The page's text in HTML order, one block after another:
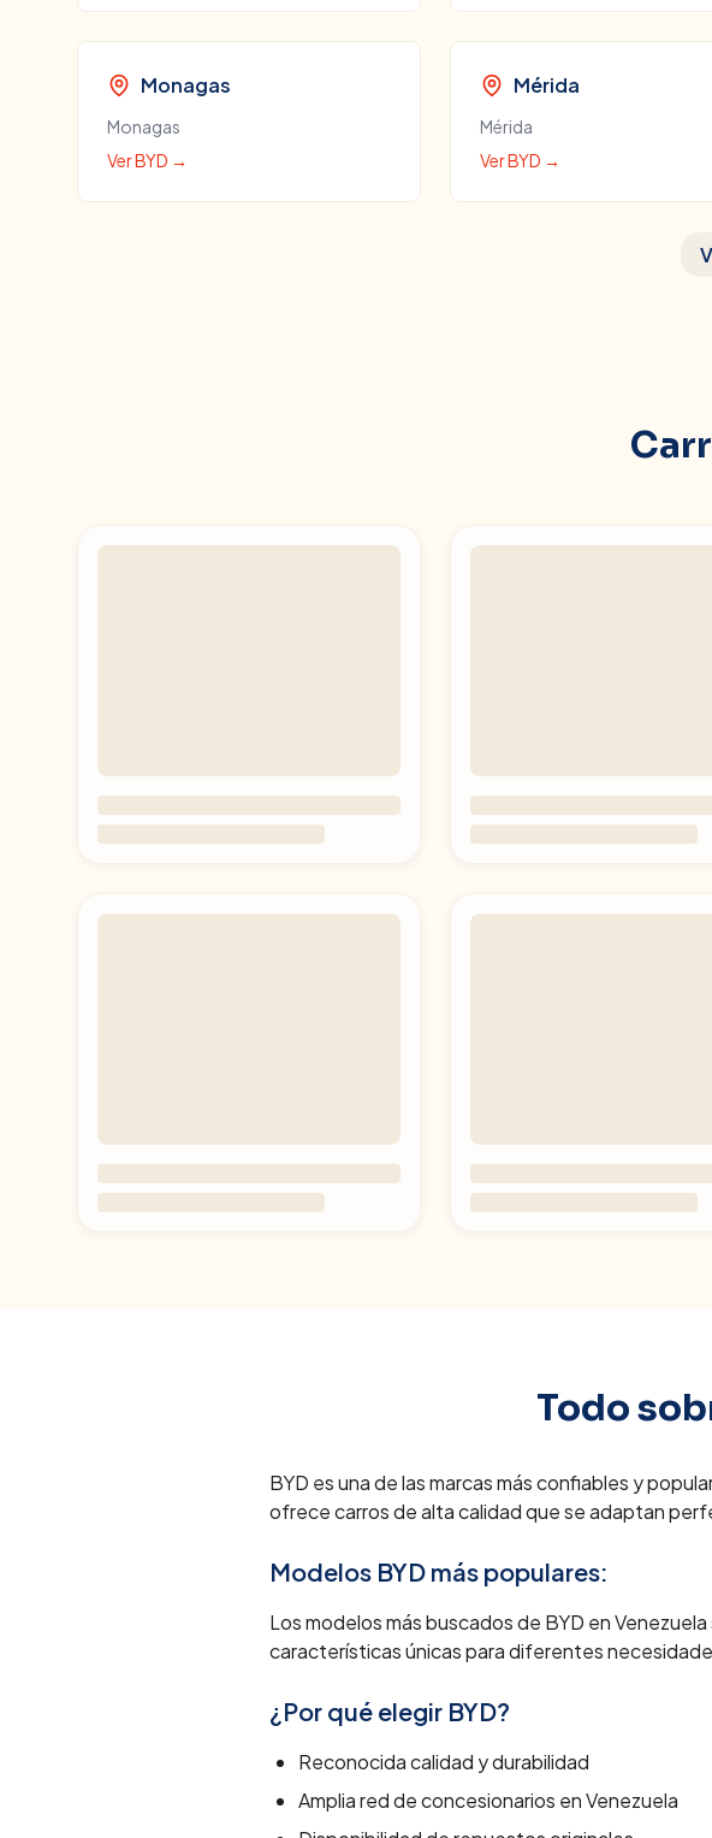
Monagas
Monagas
VerBYD →
Mérida
Mérida
VerBYD →
Todo
BYD es una de las marcas más confiables y
ofrece carros de alta calidad que se adaptan
Modelos BYD más populares:
Los modelos más buscados de BYD en Venezuela
características únicas para diferentes
¿Por qué elegir BYD?
Reconocida calidad y durabilidad
Amplia red de concesionarios en Venezuela